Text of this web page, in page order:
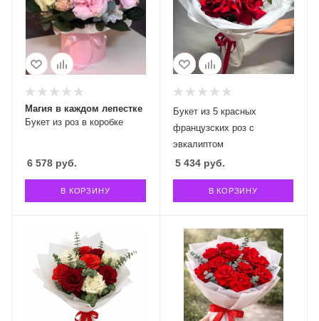
Букет из роз в коробке
Магия в каждом лепестке
6 578 руб.
В КОРЗИНУ
Букет из 5 красных
французских роз с
эвкалиптом
5 434руб.
В КОРЗИНУ